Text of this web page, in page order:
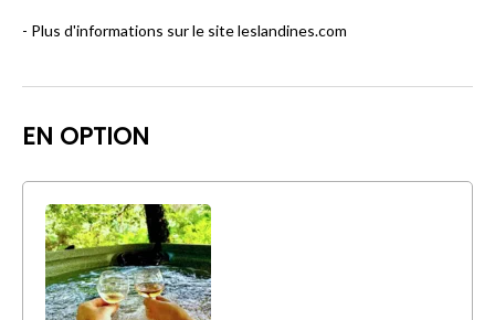
- Plus d'informations sur le site leslandines.com
EN OPTION